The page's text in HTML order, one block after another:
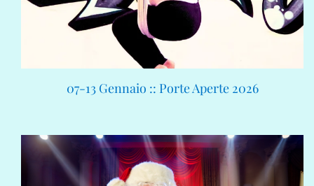
07-13 Gennaio :: Porte Aperte 2026